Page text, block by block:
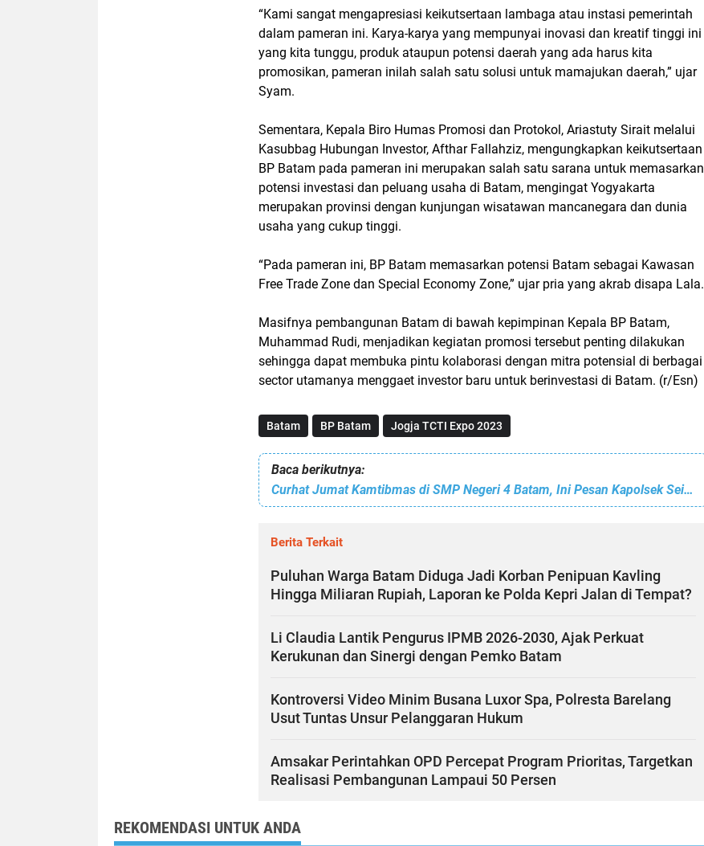
“Kami sangat mengapresiasi keikutsertaan lambaga atau instasi pemerintah
dalam pameran ini. Karya-karya yang mempunyai inovasi dan kreatif tinggi ini
yang kita tunggu, produk ataupun potensi daerah yang ada harus kita
promosikan, pameran inilah salah satu solusi untuk mamajukan daerah,” ujar
Syam.
Sementara, Kepala Biro Humas Promosi dan Protokol, Ariastuty Sirait melalui
Kasubbag Hubungan Investor, Afthar Fallahziz, mengungkapkan keikutsertaan
BP Batam pada pameran ini merupakan salah satu sarana untuk memasarkan
potensi investasi dan peluang usaha di Batam, mengingat Yogyakarta
merupakan provinsi dengan kunjungan wisatawan mancanegara dan dunia
usaha yang cukup tinggi.
“Pada pameran ini, BP Batam memasarkan potensi Batam sebagai Kawasan
Free Trade Zone dan Special Economy Zone,” ujar pria yang akrab disapa Lala.
Masifnya pembangunan Batam di bawah kepimpinan Kepala BP Batam,
Muhammad Rudi, menjadikan kegiatan promosi tersebut penting dilakukan
sehingga dapat membuka pintu kolaborasi dengan mitra potensial di berbagai
sector utamanya menggaet investor baru untuk berinvestasi di Batam. (r/Esn)
Batam BP Batam Jogja TCTI Expo 2023
Baca berikutnya:
Curhat Jumat Kamtibmas di SMP Negeri 4 Batam, Ini Pesan Kapolsek Sei Beduk
Berita Terkait
Puluhan Warga Batam Diduga Jadi Korban Penipuan Kavling
Hingga Miliaran Rupiah, Laporan ke Polda Kepri Jalan di Tempat?
Li Claudia Lantik Pengurus IPMB 2026-2030, Ajak Perkuat
Kerukunan dan Sinergi dengan Pemko Batam
Kontroversi Video Minim Busana Luxor Spa, Polresta Barelang
Usut Tuntas Unsur Pelanggaran Hukum
Amsakar Perintahkan OPD Percepat Program Prioritas, Targetkan
Realisasi Pembangunan Lampaui 50 Persen
REKOMENDASI UNTUK ANDA